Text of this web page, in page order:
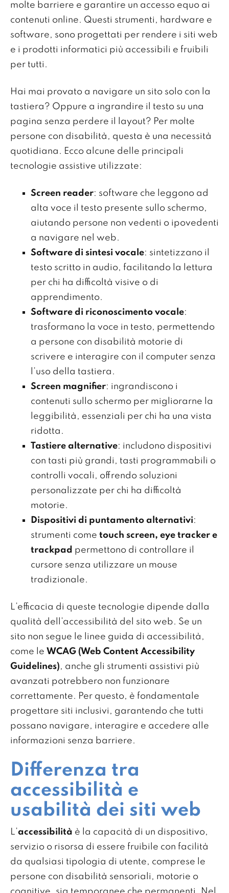
molte barriere e garantire un accesso equo ai
contenuti online. Questi strumenti, hardware e
software, sono progettati per rendere i siti web
e i prodotti informatici più accessibili e fruibili
per tutti.
Hai mai provato a navigare un sito solo con la
tastiera? Oppure a ingrandire il testo su una
pagina senza perdere il layout? Per molte
persone con disabilità, questa è una necessità
quotidiana. Ecco alcune delle principali
tecnologie assistive utilizzate:
Screen reader: software che leggono ad
alta voce il testo presente sullo schermo,
aiutando persone non vedenti o ipovedenti
a navigare nel web.
Software di sintesi vocale: sintetizzano il
testo scritto in audio, facilitando la lettura
per chi ha difficoltà visive o di
apprendimento.
Software di riconoscimento vocale:
trasformano la voce in testo, permettendo
a persone con disabilità motorie di
scrivere e interagire con il computer senza
l’uso della tastiera.
Screen magnifier: ingrandiscono i
contenuti sullo schermo per migliorarne la
leggibilità, essenziali per chi ha una vista
ridotta.
Tastiere alternative: includono dispositivi
con tasti più grandi, tasti programmabili o
controlli vocali, offrendo soluzioni
personalizzate per chi ha difficoltà
motorie.
Dispositivi di puntamento alternativi:
strumenti come touch screen, eye tracker e
trackpad permettono di controllare il
cursore senza utilizzare un mouse
tradizionale.
L’efficacia di queste tecnologie dipende dalla
qualità dell’accessibilità del sito web. Se un
sito non segue le linee guida di accessibilità,
come le WCAG (Web Content Accessibility
Guidelines), anche gli strumenti assistivi più
avanzati potrebbero non funzionare
correttamente. Per questo, è fondamentale
progettare siti inclusivi, garantendo che tutti
possano navigare, interagire e accedere alle
informazioni senza barriere.
Differenza tra
accessibilità e
usabilità dei siti web
L’accessibilità è la capacità di un dispositivo,
servizio o risorsa di essere fruibile con facilità
da qualsiasi tipologia di utente, comprese le
persone con disabilità sensoriali, motorie o